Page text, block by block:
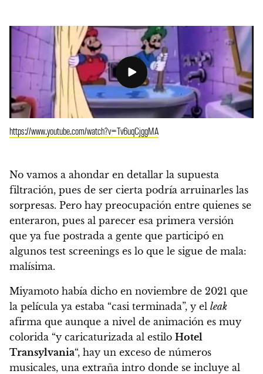
https://www.youtube.com/watch?v=Tv6uqCjggMA
No vamos a ahondar en detallar la supuesta
filtración, pues de ser cierta podría arruinarles las
sorpresas. Pero hay preocupación entre quienes se
enteraron, pues al parecer esa primera versión
que ya fue postrada a gente que participó en
algunos test screenings es lo que le sigue de mala:
malísima.
Miyamoto había dicho en noviembre de 2021 que
la película ya estaba “casi terminada”, y el leak
afirma que aunque a nivel de animación es muy
colorida “y caricaturizada al estilo Hotel
Transylvania“, hay un exceso de números
musicales, una extraña intro donde se incluye al